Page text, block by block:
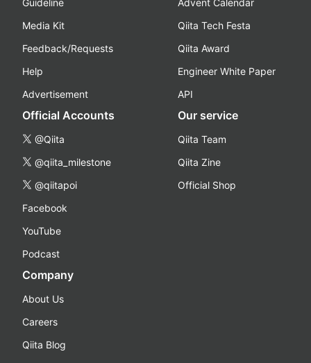
Media Kit
Feedback/Requests
Help
Advertisement
Qiita Tech Festa
Qiita Award
Engineer White Paper
API
Official Accounts
@Qiita
@qiita_milestone
@qiitapoi
Facebook
YouTube
Podcast
Our service
Qiita Team
Qiita Zine
Official Shop
Company
About Us
Careers
Qiita Blog